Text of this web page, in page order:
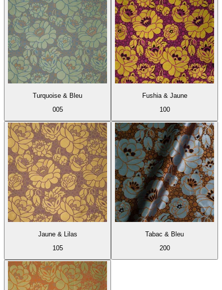
Turquoise & Bleu
005
Fushia & Jaune
100
Jaune & Lilas
105
Tabac & Bleu
200